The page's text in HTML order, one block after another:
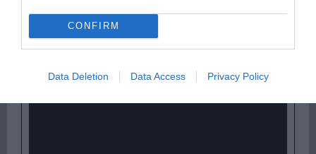
CONFIRM
Data Deletion Data Access Privacy Policy
Παρακαλώ Περιμένετε...
ΛΟΓΑΡΙΑΣΜΟΣ - ΛΙΟΛΙΟΥ ΚΑΤΕΡΙΝΑ